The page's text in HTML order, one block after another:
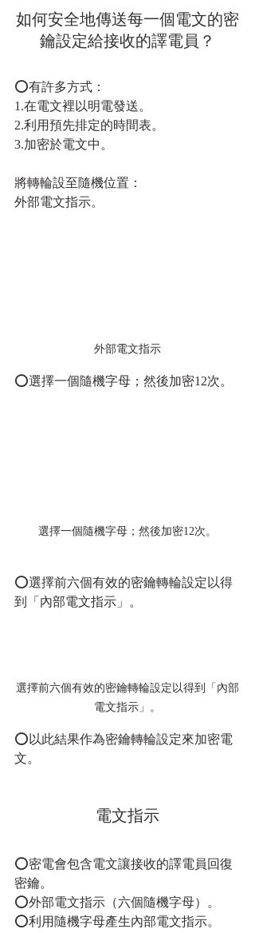
如何安全地傳送每一個電文的密
鑰設定給接收的譯電員？
⭕有許多方式：
1.在電文裡以明電發送。
2.利用預先排定的時間表。
3.加密於電文中。
將轉輪設至隨機位置：
外部電文指示。
外部電文指示
⭕選擇一個隨機字母；然後加密12次。
選擇一個隨機字母；然後加密12次。
⭕選擇前六個有效的密鑰轉輪設定以得
到「內部電文指示」。
選擇前六個有效的密鑰轉輪設定以得到「內部
電文指示」。
⭕以此結果作為密鑰轉輪設定來加密電
文。
電文指示
⭕密電會包含電文讓接收的譯電員回復
密鑰。
⭕外部電文指示（六個隨機字母）。
⭕利用隨機字母產生內部電文指示。